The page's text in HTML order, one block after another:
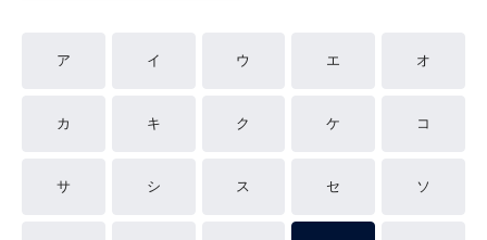
ア イ ウ エ オ
カ キ ク ケ コ
サ シ ス セ ソ